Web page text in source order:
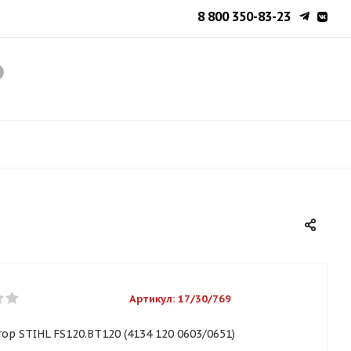
8 800 350-83-23
Артикул: 17/30/769
STIHL FS120.BT120 (4134 120 0603/0651)